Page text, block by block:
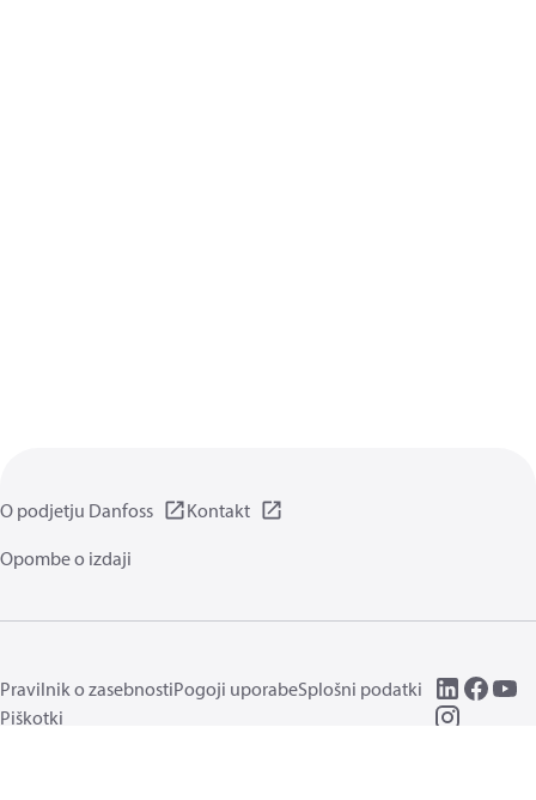
O podjetju Danfoss
Kontakt
Opombe o izdaji
Pravilnik o zasebnostiPogoji uporabeSplošni podatki
Piškotki